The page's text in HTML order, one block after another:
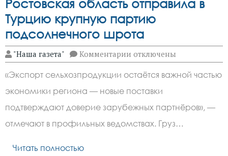
Ростовская область отправила в
Турцию крупную партию
подсолнечного шрота
"Наша газета" Комментарии к
записи
Ростовская
область
отправила
в
Турцию
крупную
партию
подсолнечного
отключены
«Экспорт сельхозпродукции остаётся важной частью
экономики региона — новые поставки
подтверждают доверие зарубежных партнёров», —
отмечают в профильных ведомствах. Груз…
Читать полностью